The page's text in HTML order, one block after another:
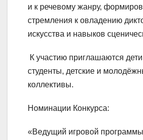
и к речевому жанру,
стремления к овладению
искусства и навыков
К участию приглашаются
студенты, детские и
коллективы.
Номинации Конкурса:
«Ведущий игровой